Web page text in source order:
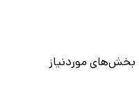
بخش‌های موردنیاز